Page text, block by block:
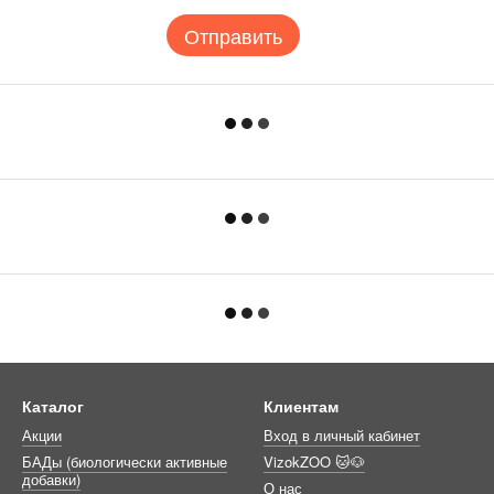
Отправить
Каталог
Акции
БАДы (биологически активные
добавки)
Клиентам
Вход в личный кабинет
VizokZOO 🐱🐶
О нас